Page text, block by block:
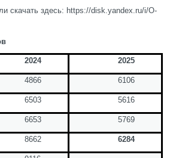
скачать здесь: https://disk.yandex.ru/i/O-
2024 2025
4866 6106
6503 5616
6653 5769
8662 6284